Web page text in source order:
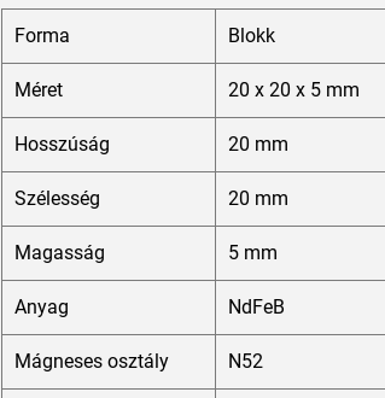
Forma Blokk
Méret 20 x 20 x 5 mm
Hosszúság 20 mm
Szélesség 20 mm
Magasság 5 mm
Anyag NdFeB
Mágneses osztály N52